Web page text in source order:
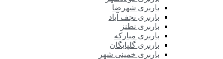
باربری شهرضا
باربری نجف آباد
باربری نطنز
باربری مبارکه
باربری گلپایگان
باربری خمینی شهر